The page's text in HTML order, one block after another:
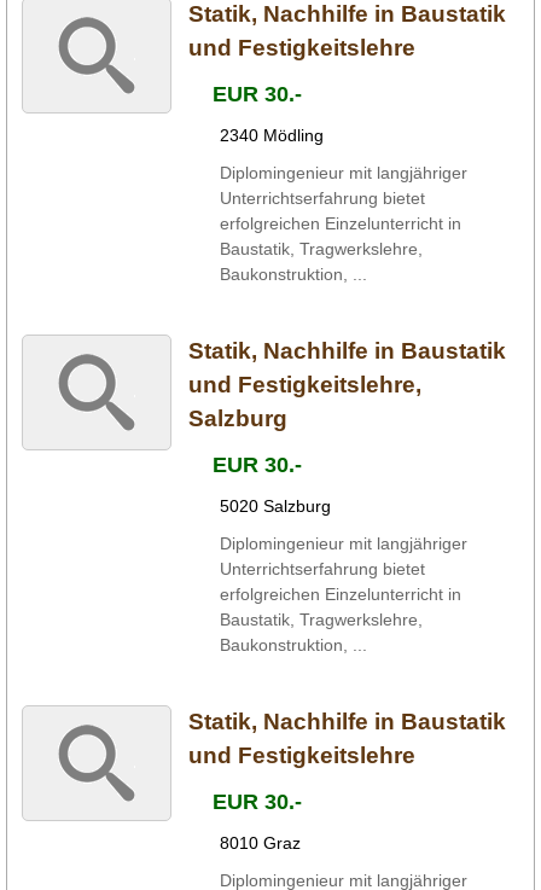
Statik, Nachhilfe in Baustatik
und Festigkeitslehre
EUR 30.-
2340 Mödling
Diplomingenieur mit langjähriger
Unterrichtserfahrung bietet
erfolgreichen Einzelunterricht in
Baustatik, Tragwerkslehre,
Baukonstruktion, ...
Statik, Nachhilfe in Baustatik
und Festigkeitslehre,
Salzburg
EUR 30.-
5020 Salzburg
Diplomingenieur mit langjähriger
Unterrichtserfahrung bietet
erfolgreichen Einzelunterricht in
Baustatik, Tragwerkslehre,
Baukonstruktion, ...
Statik, Nachhilfe in Baustatik
und Festigkeitslehre
EUR 30.-
8010 Graz
Diplomingenieur mit langjähriger